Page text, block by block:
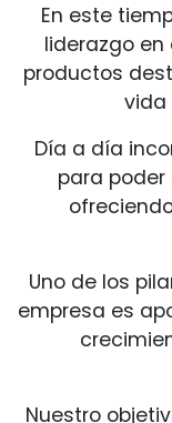
En este
liderazgo
productos
vida
Día a día
para
Uno de los
empresa es
Nuestro